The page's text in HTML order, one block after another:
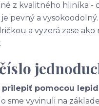
z kvalitného hliníka -
pevný a
a vyzerá zase
prilepiť pomocou
sme vyvinuli na